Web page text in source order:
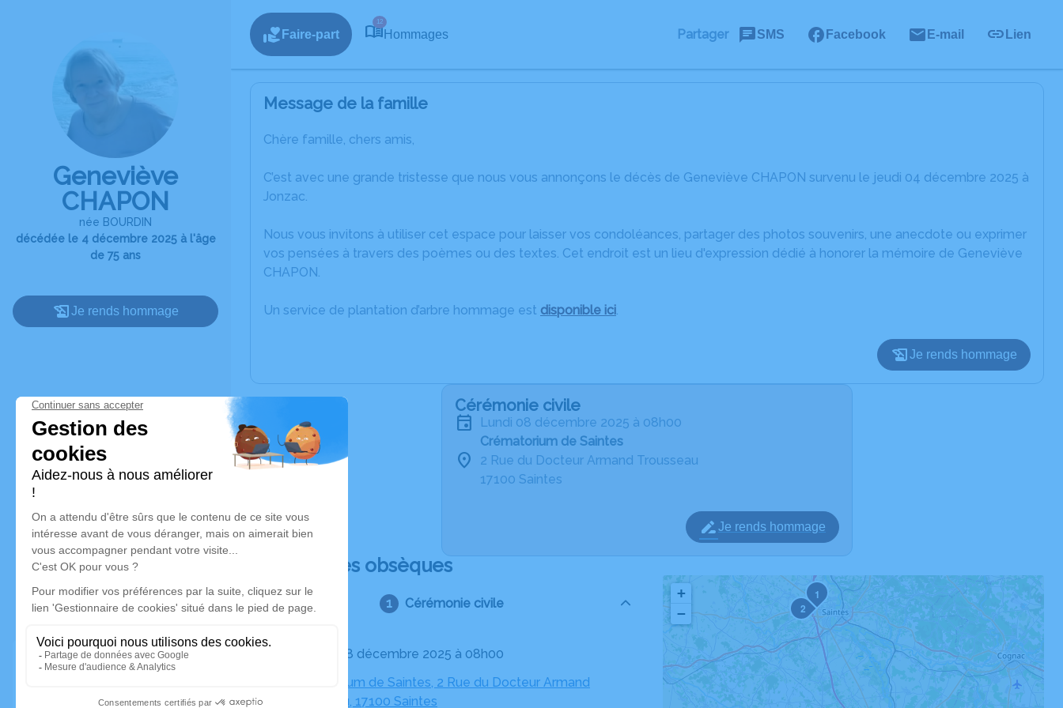
Geneviève
CHAPON
née BOURDIN
décédée le 4 décembre 2025 à l'âge
de 75 ans
Je rends hommage
Faire-part
12
Hommages Partager SMS Facebook E-mail Lien
Message de la famille
Chère famille, chers amis,
C’est avec une grande tristesse que nous vous annonçons le décès de Geneviève CHAPON survenu le jeudi 04 décembre 2025 à
Jonzac.
Nous vous invitons à utiliser cet espace pour laisser vos condoléances, partager des photos souvenirs, une anecdote ou exprimer
vos pensées à travers des poèmes ou des textes. Cet endroit est un lieu d'expression dédié à honorer la mémoire de Geneviève
CHAPON.
Un service de plantation d’arbre hommage est disponible ici.
Je rends hommage
Cérémonie civile
lundi 08 décembre 2025 à 08h00
Crématorium de Saintes
2 Rue du Docteur Armand Trousseau
17100 Saintes
Je rends hommage
Déroulé des obsèques
Cérémonie civile
Le lundi 08 décembre 2025 à 08h00
Crématorium de Saintes, 2 Rue du Docteur Armand
Trousseau, 17100 Saintes
1
2
+
−